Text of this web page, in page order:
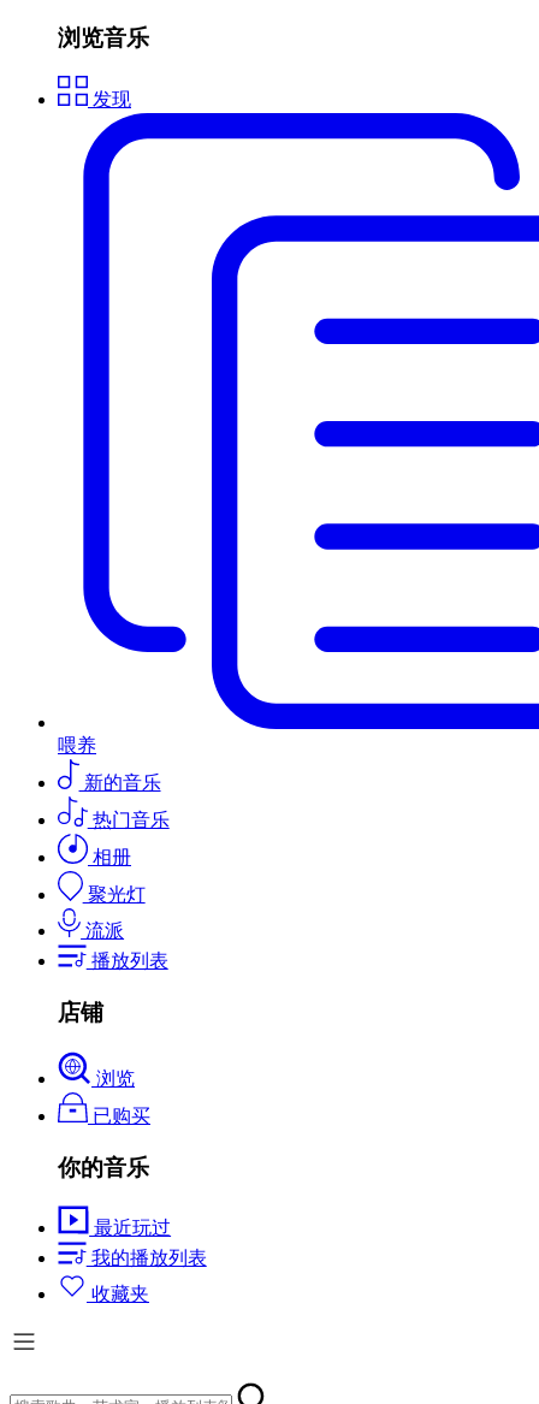
浏览音乐
发现
喂养
新的音乐
热门音乐
相册
聚光灯
流派
播放列表
店铺
浏览
已购买
你的音乐
最近玩过
我的播放列表
收藏夹